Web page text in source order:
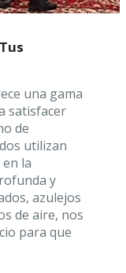
una gama
satisfacer
de
utilizan
la
y
azulejos
de aire, nos
para que